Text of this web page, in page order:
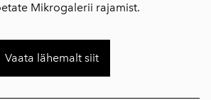
Mikrogalerii rajamist.
Vaata lähemalt siit